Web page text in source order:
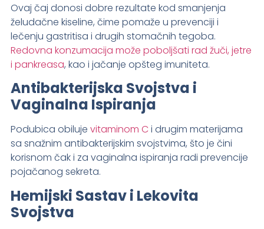
Ovaj čaj donosi dobre rezultate kod smanjenja
želudačne kiseline, čime pomaže u prevenciji i
lečenju gastritisa i drugih stomačnih tegoba.
Redovna konzumacija može poboljšati rad žuči, jetre
i pankreasa, kao i jačanje opšteg imuniteta.
Antibakterijska Svojstva i
Vaginalna Ispiranja
Podubica obiluje vitaminom C i drugim materijama
sa snažnim antibakterijskim svojstvima, što je čini
korisnom čak i za vaginalna ispiranja radi prevencije
pojačanog sekreta.
Hemijski Sastav i Lekovita
Svojstva